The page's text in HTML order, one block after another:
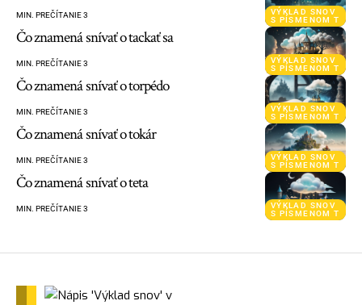
VÝKLAD SNOV
S PÍSMENOM T
MIN. PREČÍTANIE 3
VÝKLAD SNOV
S PÍSMENOM T
Čo znamená snívať o tackať sa
MIN. PREČÍTANIE 3
VÝKLAD SNOV
S PÍSMENOM T
Čo znamená snívať o torpédo
MIN. PREČÍTANIE 3
VÝKLAD SNOV
S PÍSMENOM T
Čo znamená snívať o tokár
MIN. PREČÍTANIE 3
VÝKLAD SNOV
S PÍSMENOM T
Čo znamená snívať o teta
MIN. PREČÍTANIE 3